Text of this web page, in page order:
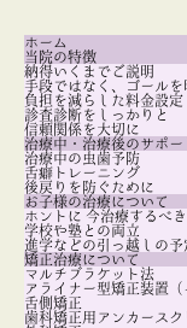
ホーム
当院の特徴
納得いくまでご説明
手段ではなく、ゴールを
負担を減らした料金設定
診査診断をしっかりと
信頼関係を大切に
治療中・治療後のサポー
治療中の虫歯予防
舌癖トレーニング
後戻りを防ぐために
お子様の治療について
ホントに 今治療するべき
学校や塾との両立
進学などの引っ越しの予
矯正治療について
マルチブラケット法
アライナー型矯正装置（
舌側矯正
歯科矯正用アンカース